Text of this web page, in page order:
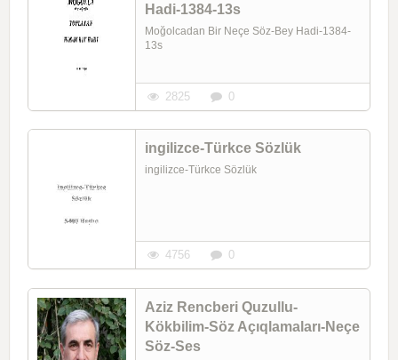
Hadi-1384-13s
Moğolcadan Bir Neçe Söz-Bey Hadi-1384-
13s
2825 0
ingilizce-Türkce Sözlük
ingilizce-Türkce Sözlük
4756 0
Aziz Rencberi Quzullu-
Kökbilim-Söz Açıqlamaları-Neçe
Söz-Ses